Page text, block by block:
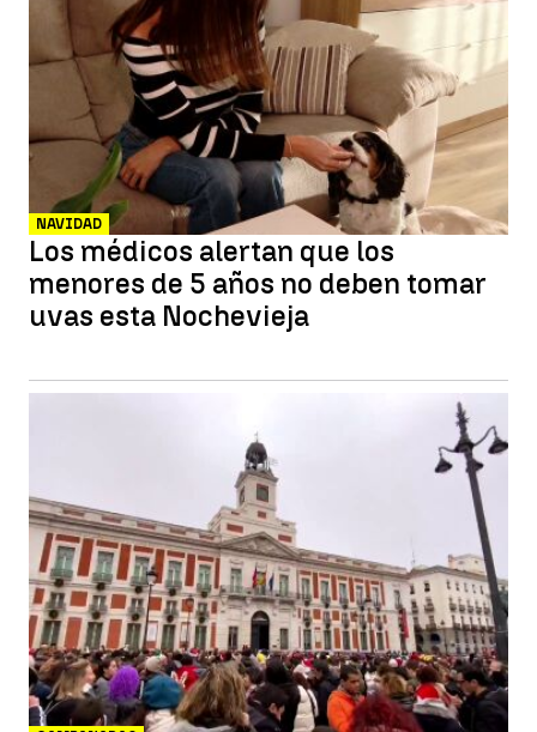
NAVIDAD
Los médicos alertan que los
menores de 5 años no deben tomar
uvas esta Nochevieja